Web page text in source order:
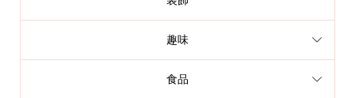
趣味
食品